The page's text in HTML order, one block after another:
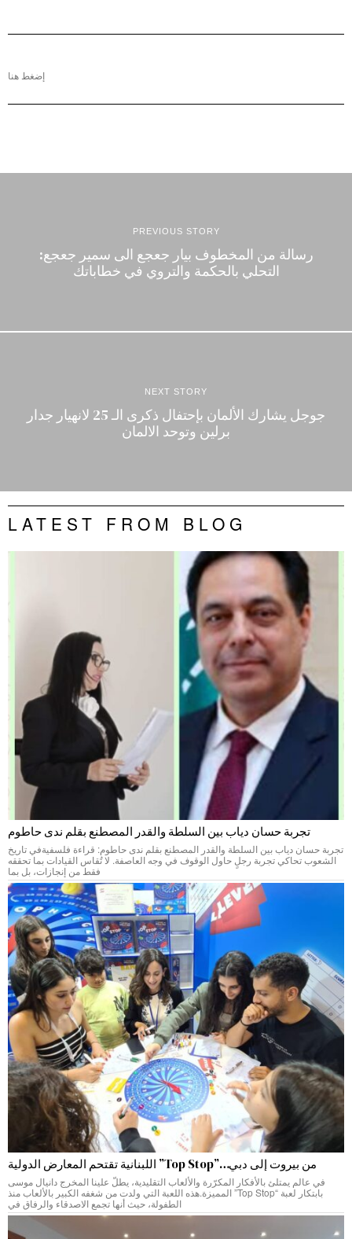
إضغط هنا
PREVIOUS STORY
رسالة من المخطوف بيار جعجع الى سمير جعجع:
التحلي بالحكمة والتروي في خطاباتك
NEXT STORY
جوجل يشارك الألمان بإحتفال ذكرى الـ 25 لانهيار جدار
برلين وتوحد الالمان
LATEST FROM BLOG
تجربة حسان دياب بين السلطة والقدر المصطنع بقلم ندى حاطوم
تجربة حسان دياب بين السلطة والقدر المصطنع بقلم ندى حاطوم: قراءة فلسفيةفي تاريخ
الشعوب تحاكي تجربة رجلٍ حاول الوقوف في وجه العاصفة. لا تُقاس القيادات بما تحققه
فقط من إنجازات، بل بما
من بيروت إلى دبي…”Top Stop” اللبنانية تقتحم المعارض الدولية
في عالم يمتلئ بالأفكار المكرّرة والألعاب التقليدية، يطلّ علينا المخرج دانيال موسى
بابتكار لعبة “Top Stop” المميزة.هذه اللعبة التي ولدت من شغفه الكبير بالألعاب منذ
الطفولة، حيث أنها تجمع الاصدقاء والرفاق في